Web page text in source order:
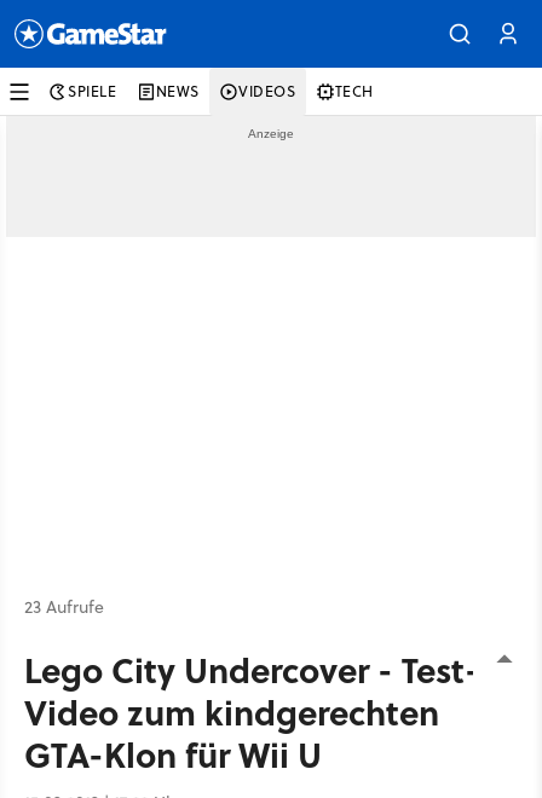
SPIELE NEWS VIDEOS TECH
23 Aufrufe
Lego City Undercover - Test-
Video zum kindgerechten
GTA-Klon für Wii U